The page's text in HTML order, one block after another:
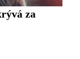
za